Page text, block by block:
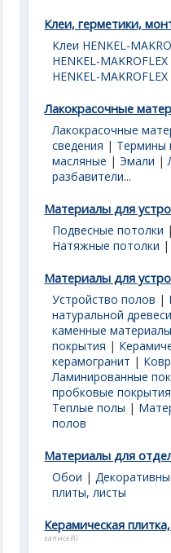
Клеи, герметики,
Клеи HENKEL-
HENKEL-MAKROFLEX
HENKEL-MAKROFLEX
Лакокрасочные
Лакокрасочные
сведения | Термины
масляные |Эмали |
разбавители...
Материалы для
Подвесные потолки |
Натяжные потолки |
Материалы для
Устройство полов |
натуральной
каменные материалы
покрытия |
керамогранит |
Ламинированные
пробковые покрытия
Теплые полы |
полов
Материалы для
Обои |
плиты, листы
Керамическая
записей)